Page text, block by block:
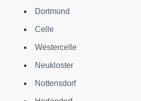
Dortmund
Celle
Westercelle
Neukloster
Nottensdorf